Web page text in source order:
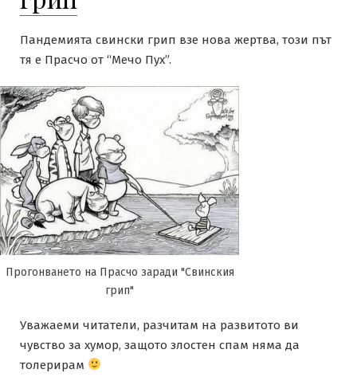
Пандемията свински грип взе нова жертва, този път
тя е Прасчо от “Мечо Пух”.
Прогонването на Прасчо заради "Свинския
грип"
Уважаеми читатели, разчитам на развитото ви
чувство за хумор, защото злостен спам няма да
толерирам